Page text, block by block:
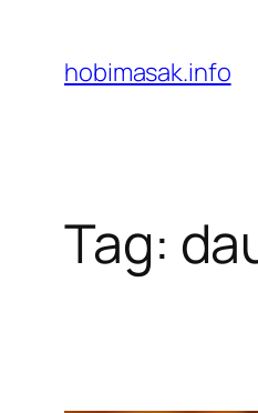
content
hobimasak.info
Tag: